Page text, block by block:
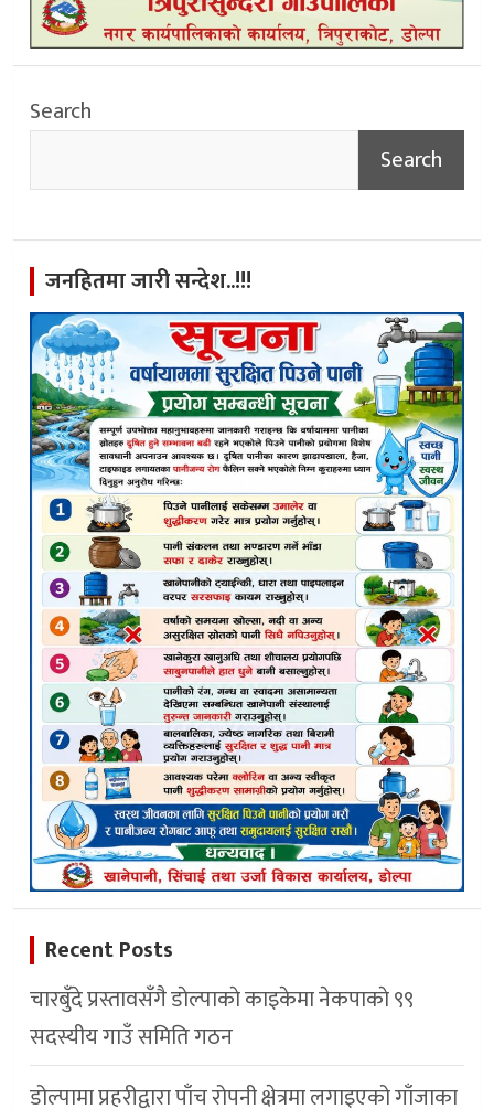
Search
Search
जनहितमा जारी सन्देश..!!!
Recent Posts
चारबुँदे प्रस्तावसँगै डाेल्पाकाे काइकेमा नेकपाकाे ९९
सदस्यीय गाउँ समिति गठन
डोल्पामा प्रहरीद्वारा पाँच रोपनी क्षेत्रमा लगाइएको गाँजाका